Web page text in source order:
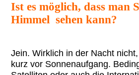
Ist es möglich, dass man
Himmel sehen kann?
Jein. Wirklich in der Nacht
kurz vor Sonnenaufgang.